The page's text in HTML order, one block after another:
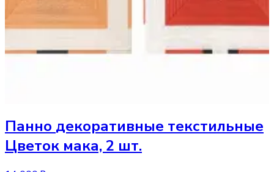
Панно декоративные текстильные
Цветок мака, 2 шт.